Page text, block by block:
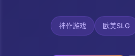
神作游戏 欧美SLG